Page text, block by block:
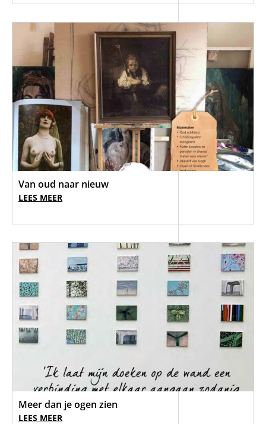
Van oud naar nieuw
LEES MEER
Meer dan je ogen zien
LEES MEER